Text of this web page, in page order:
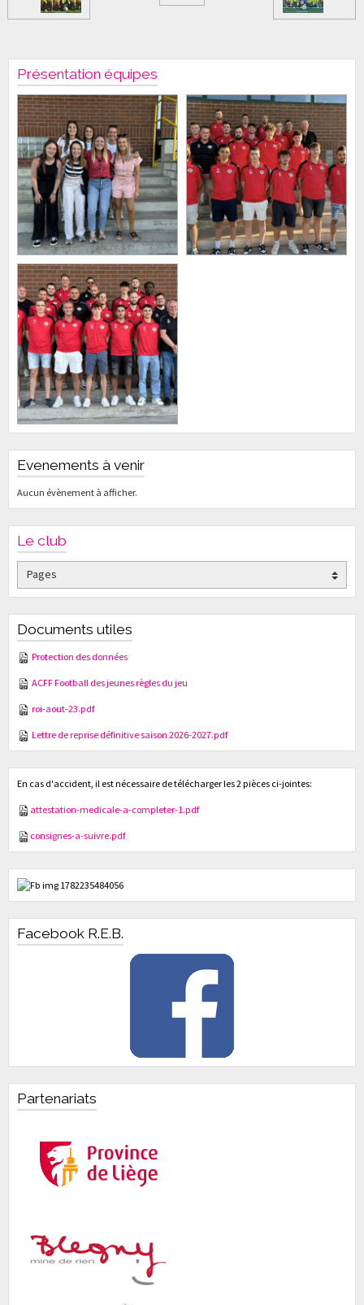
Présentation équipes
Evenements à venir
Aucun évènement à afficher.
Le club
Documents utiles
Protection des données
ACFF Football des jeunes règles du jeu
roi-aout-23.pdf
Lettre de reprise définitive saison 2026-2027.pdf
En cas d'accident, il est nécessaire de télécharger les 2 pièces ci-jointes:
attestation-medicale-a-completer-1.pdf
consignes-a-suivre.pdf
Facebook R.E.B.
Partenariats